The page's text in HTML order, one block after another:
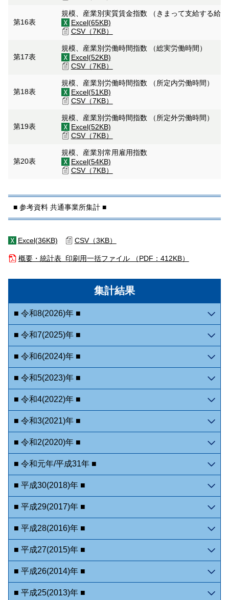
集計結果
■ 令和8(2026)年 ■
■ 令和7(2025)年 ■
■ 令和6(2024)年 ■
■ 令和5(2023)年 ■
■ 令和4(2022)年 ■
■ 令和3(2021)年 ■
■ 令和2(2020)年 ■
■ 令和元年/平成31年 ■
■ 平成30(2018)年 ■
■ 平成29(2017)年 ■
■ 平成28(2016)年 ■
■ 平成27(2015)年 ■
■ 平成26(2014)年 ■
■ 平成25(2013)年 ■
第16表
規模、産業別実質賃金指数 （きまって支給する給
Excel(65KB)
CSV（7KB）
第17表
規模、産業別労働時間指数 （総実労働時間）
Excel(52KB)
CSV（7KB）
第18表
規模、産業別労働時間指数 （所定内労働時間）
Excel(51KB)
CSV（7KB）
第19表
規模、産業別労働時間指数 （所定外労働時間）
Excel(52KB)
CSV（7KB）
第20表
規模、産業別常用雇用指数
Excel(54KB)
CSV（7KB）
■ 参考資料 共通事業所集計 ■
Excel(36KB) CSV（3KB）
概要・統計表 印刷用一括ファイル （PDF：412KB）